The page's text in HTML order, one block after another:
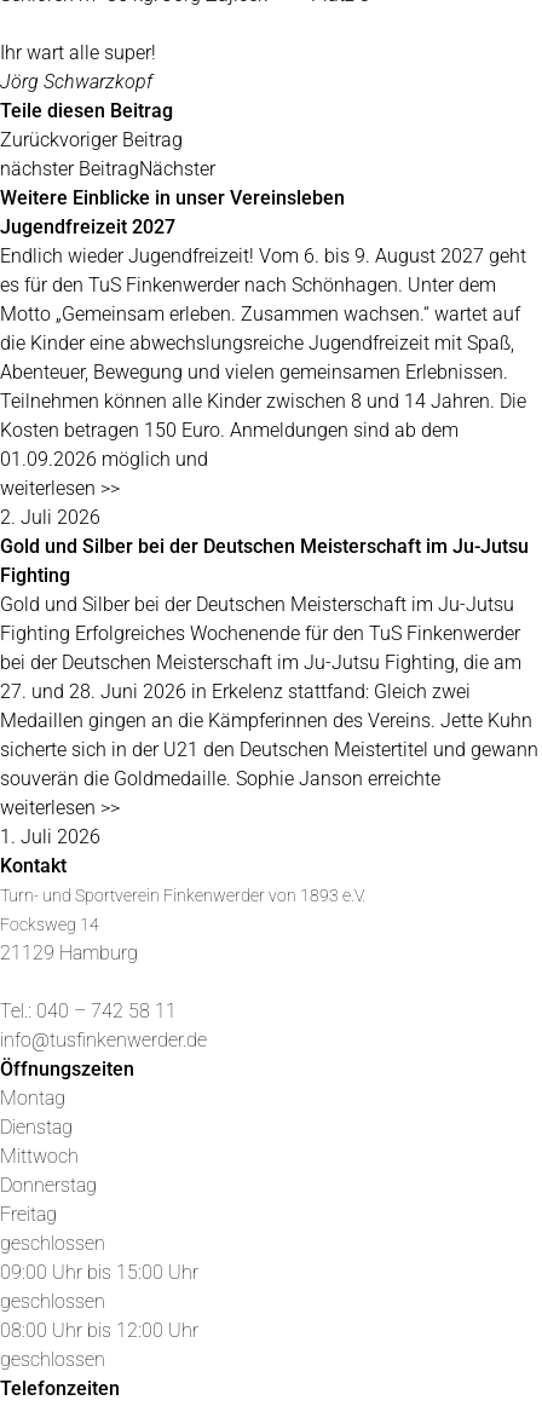
Ihr wart alle super!
Jörg Schwarzkopf
Teile diesen Beitrag
Zurückvoriger Beitrag
nächster BeitragNächster
Weitere Einblicke in unser Vereinsleben
Jugendfreizeit 2027
Endlich wieder Jugendfreizeit! Vom 6. bis 9. August 2027 geht
es für den TuS Finkenwerder nach Schönhagen. Unter dem
Motto „Gemeinsam erleben. Zusammen wachsen.“ wartet auf
die Kinder eine abwechslungsreiche Jugendfreizeit mit Spaß,
Abenteuer, Bewegung und vielen gemeinsamen Erlebnissen.
Teilnehmen können alle Kinder zwischen 8 und 14 Jahren. Die
Kosten betragen 150 Euro. Anmeldungen sind ab dem
01.09.2026 möglich und
weiterlesen >>
2. Juli 2026
Gold und Silber bei der Deutschen Meisterschaft im Ju-Jutsu
Fighting
Gold und Silber bei der Deutschen Meisterschaft im Ju-Jutsu
Fighting Erfolgreiches Wochenende für den TuS Finkenwerder
bei der Deutschen Meisterschaft im Ju-Jutsu Fighting, die am
27. und 28. Juni 2026 in Erkelenz stattfand: Gleich zwei
Medaillen gingen an die Kämpferinnen des Vereins. Jette Kuhn
sicherte sich in der U21 den Deutschen Meistertitel und gewann
souverän die Goldmedaille. Sophie Janson erreichte
weiterlesen >>
1. Juli 2026
Kontakt
Turn- und Sportverein Finkenwerder von 1893 e.V.
Focksweg 14
21129 Hamburg
Tel.: 040 – 742 58 11
info@tusfinkenwerder.de
Öffnungszeiten
Montag
Dienstag
Mittwoch
Donnerstag
Freitag
geschlossen
09:00 Uhr bis 15:00 Uhr
geschlossen
08:00 Uhr bis 12:00 Uhr
geschlossen
Telefonzeiten